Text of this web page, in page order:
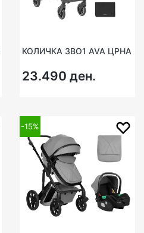
КОЛИЧКА 3ВО1 AVA ЦРНА
23.490 ден.
-15%